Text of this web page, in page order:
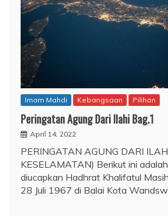
Imam Mahdi Kebangsaan Pilihan
Peringatan Agung Dari Ilahi Bag.1
April 14, 2022
PERINGATAN AGUNG DARI
KESELAMATAN) Berikut ini
diucapkan Hadhrat Khalifatul
28 Juli 1967 di Balai Kota